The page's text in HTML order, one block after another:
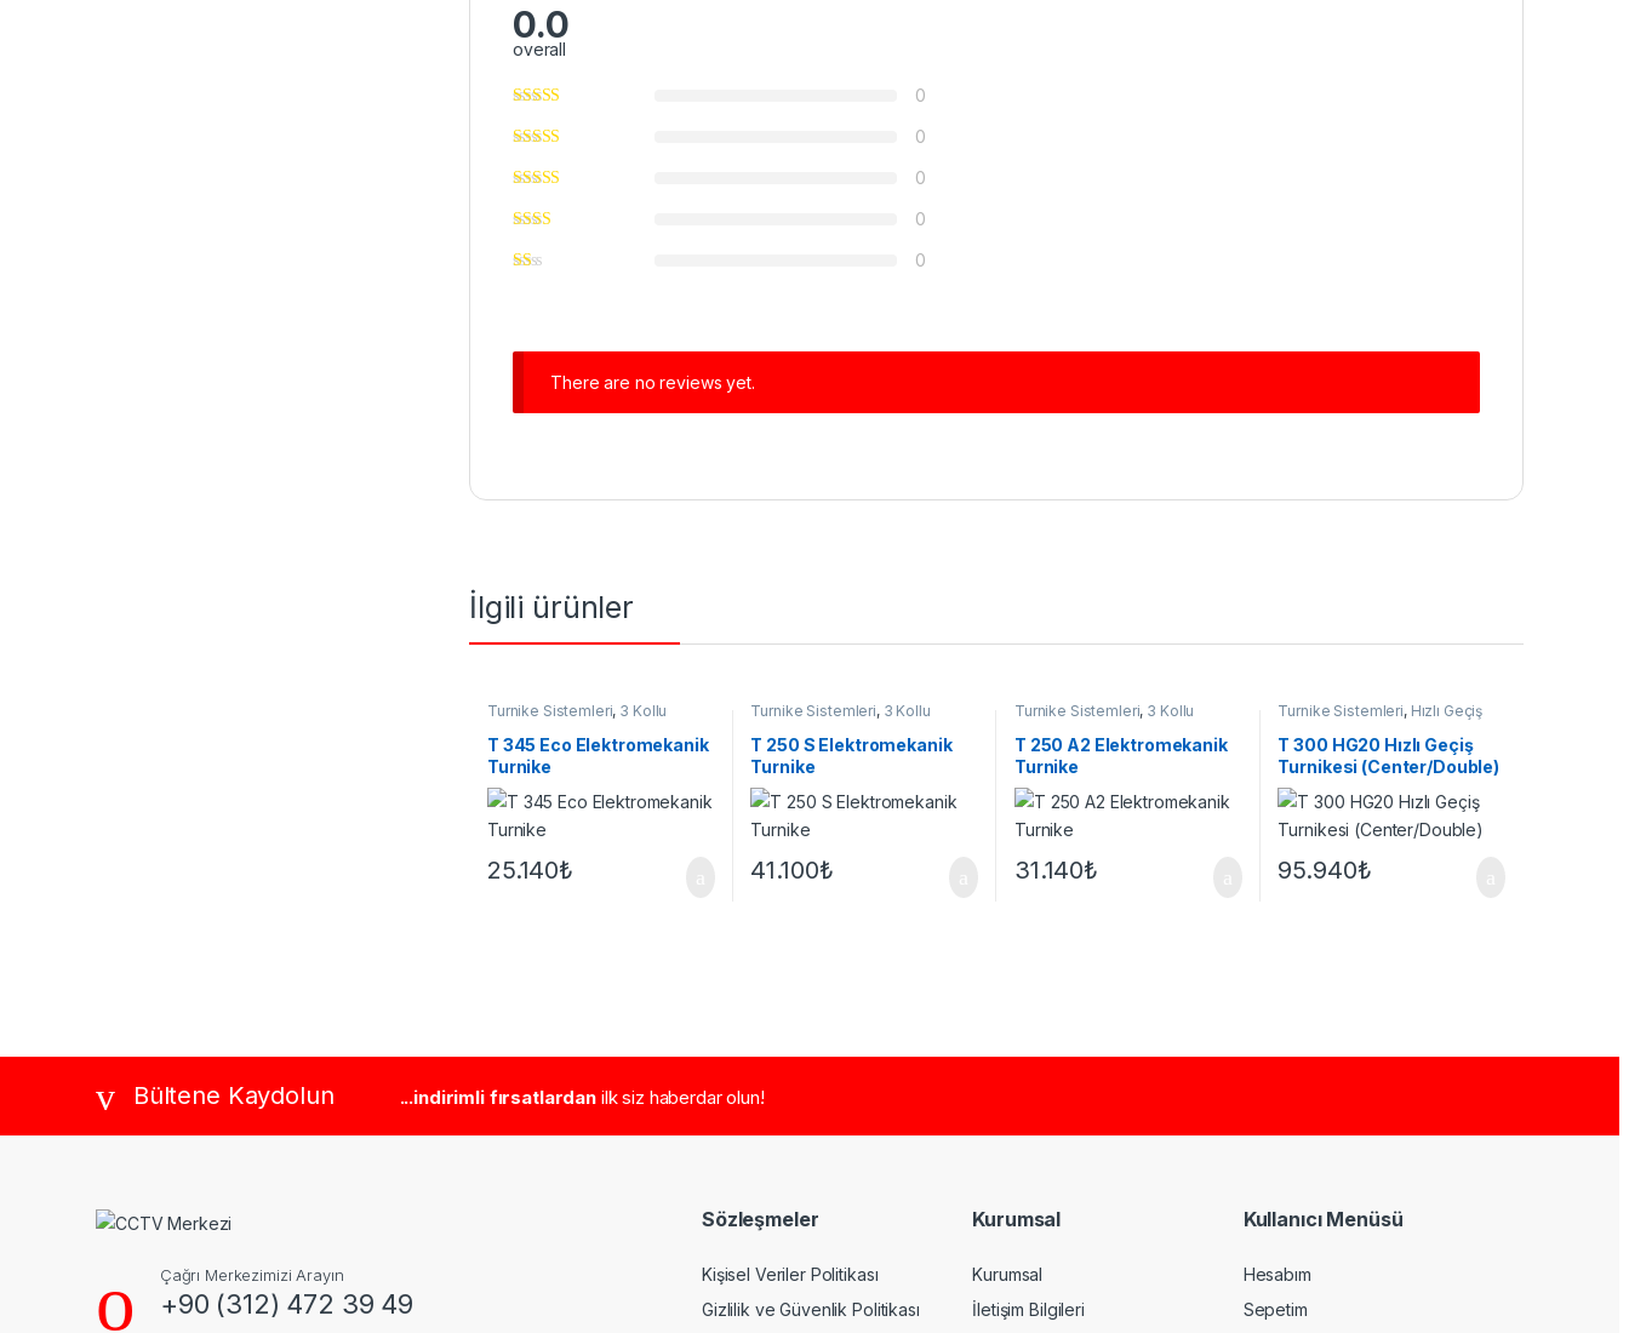
0.0
overall
0
0
0
0
0
There are no reviews yet.
İlgili ürünler
Turnike Sistemleri, 3 Kollu
T 345 Eco Elektromekanik
Turnike
25.140₺
Turnike Sistemleri, 3 Kollu
T 250 S Elektromekanik
Turnike
41.100₺
Turnike Sistemleri, 3 Kollu
T 250 A2 Elektromekanik
Turnike
31.140₺
Turnike Sistemleri, Hızlı Geçiş
T 300 HG20 Hızlı Geçiş
Turnikesi (Center/Double)
95.940₺
Brands CarouselBültene Kaydolun ...indirimli fırsatlardan ilk siz haberdar olun!
Çağrı Merkezimizi Arayın
+90 (312) 472 39 49
Sözleşmeler
Kişisel Veriler Politikası
Gizlilik ve Güvenlik Politikası
Kurumsal
Kurumsal
İletişim Bilgileri
Kullanıcı Menüsü
Hesabım
Sepetim